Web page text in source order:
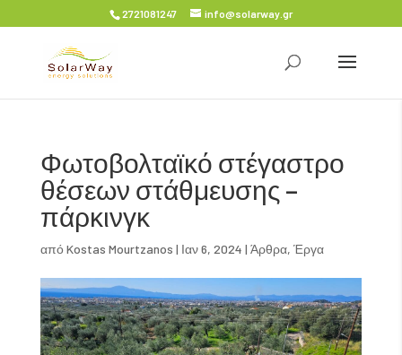
2721081247 info@solarway.gr
Φωτοβολταϊκό στέγαστρο
θέσεων στάθμευσης –
πάρκινγκ
απόKostas Mourtzanos | Ιαν 6, 2024 | Άρθρα, Έργα